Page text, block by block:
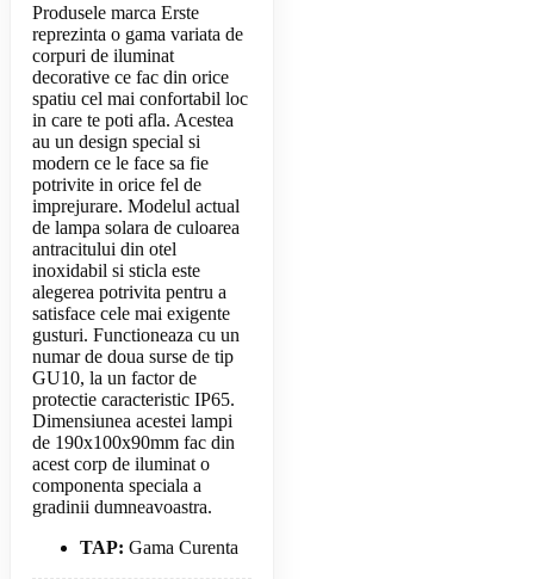
Produsele marca Erste
reprezinta o gama variata de
corpuri de iluminat
decorative ce fac din orice
spatiu cel mai confortabil loc
in care te poti afla. Acestea
au un design special si
modern ce le face sa fie
potrivite in orice fel de
imprejurare. Modelul actual
de lampa solara de culoarea
antracitului din otel
inoxidabil si sticla este
alegerea potrivita pentru a
satisface cele mai exigente
gusturi. Functioneaza cu un
numar de doua surse de tip
GU10, la un factor de
protectie caracteristic IP65.
Dimensiunea acestei lampi
de 190x100x90mm fac din
acest corp de iluminat o
componenta speciala a
gradinii dumneavoastra.
TAP: Gama Curenta